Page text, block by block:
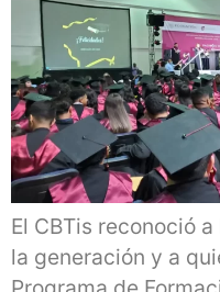
El CBTis reconoció
la generación y a